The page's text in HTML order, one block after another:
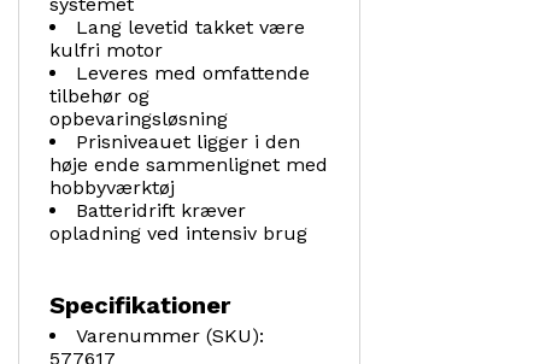
systemet
Lang levetid takket være
kulfri motor
Leveres med omfattende
tilbehør og
opbevaringsløsning
Prisniveauet ligger i den
høje ende sammenlignet med
hobbyværktøj
Batteridrift kræver
opladning ved intensiv brug
Specifikationer
Varenummer (SKU):
577617